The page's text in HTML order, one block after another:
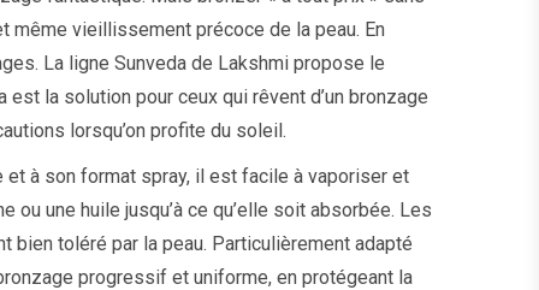
même vieillissement précoce de la peau. En
La ligne Sunveda de Lakshmi propose le
la solution pour ceux qui rêvent d’un bronzage
lorsqu’on profite du soleil.
à son format spray, il est facile à vaporiser et
une huile jusqu’à ce qu’elle soit absorbée. Les
toléré par la peau. Particulièrement adapté
progressif et uniforme, en protégeant la